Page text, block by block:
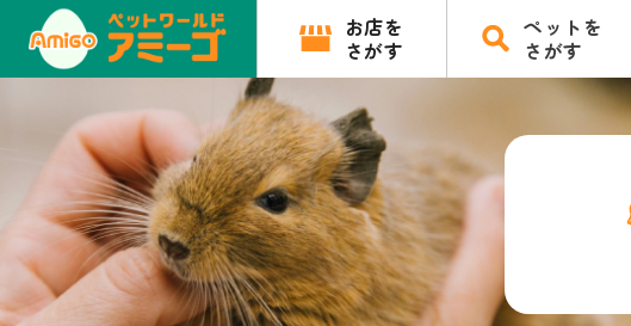
お店を
さがす
ペットを
さがす